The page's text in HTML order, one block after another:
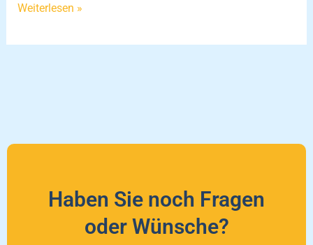
Weiterlesen »
Haben Sie noch Fragen
oder Wünsche?